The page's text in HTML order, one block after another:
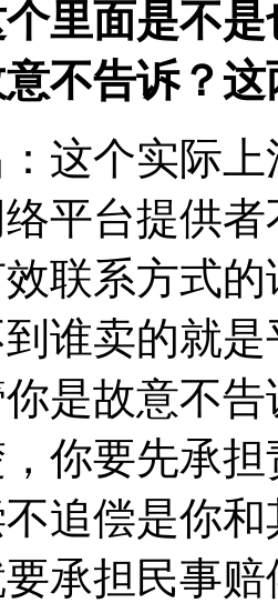
里面是不
不告诉？
个实际上
平台提供
联系方式
谁卖的就
是故意不
你要先承
追偿是你
承担民事